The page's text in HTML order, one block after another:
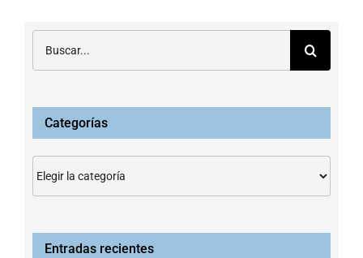
Categorías
Entradas recientes